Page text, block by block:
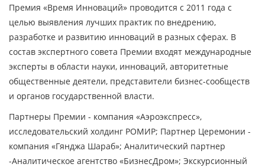
Премия «Время Инноваций» проводится с 2011 года с
целью выявления лучших практик по внедрению,
разработке и развитию инноваций в разных сферах. В
состав экспертного совета Премии входят международные
эксперты в области науки, инноваций, авторитетные
общественные деятели, представители бизнес-сообществ
и органов государственной власти.
Партнеры Премии - компания «Аэроэкспресс»,
исследовательский холдинг РОМИР; Партнер Церемонии -
компания «Гянджа Шараб»; Аналитический партнер
-Аналитическое агентство «БизнесДром»; Экскурсионный